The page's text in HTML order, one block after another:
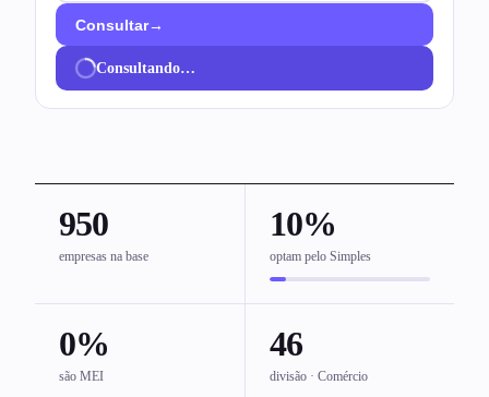
Consultar→
Consultando…
950
empresas na base
10%
optam pelo Simples
0%
são MEI
46
divisão · Comércio